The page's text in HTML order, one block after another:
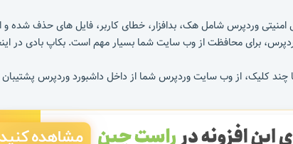
وردپرس شامل هک، بدافزار، خطای کاربر، فایل های حذف شده و
برای محافظت از وب سایت شما بسیار مهم است. بکاپ بادی در